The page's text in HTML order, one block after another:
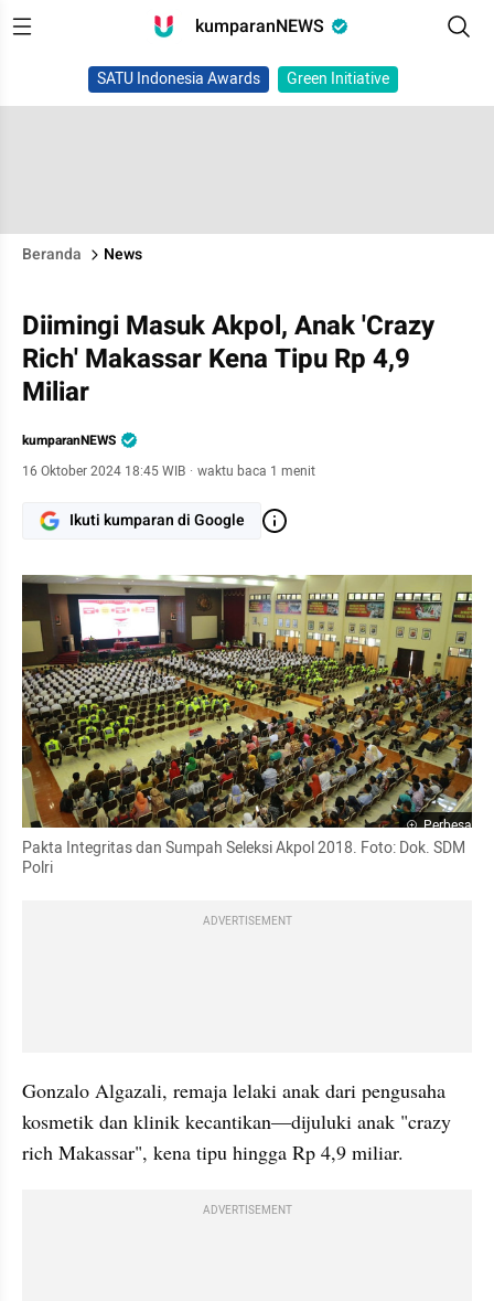
kumparanNEWS
SATU Indonesia Awards Green Initiative
Beranda News
Diimingi Masuk Akpol, Anak 'Crazy
Rich' Makassar Kena Tipu Rp 4,9
Miliar
kumparanNEWS
16 Oktober 2024 18:45 WIB · waktu baca 1 menit
Ikuti kumparan di Google
Perbesar
Pakta Integritas dan Sumpah Seleksi Akpol 2018. Foto: Dok. SDM
Polri
ADVERTISEMENT
Gonzalo Algazali, remaja lelaki anak dari pengusaha
kosmetik dan klinik kecantikan—dijuluki anak "crazy
rich Makassar", kena tipu hingga Rp 4,9 miliar.
ADVERTISEMENT